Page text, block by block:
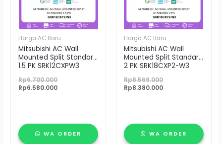
Harga AC Baru
Mitsubishi AC Wall
Mounted Split Standard
1.5 PK SRK12CXPW3
Rp6.700.000
Rp6.580.000
WA ORDER
Harga AC Baru
Mitsubishi AC Wall
Mounted Split Standard
2 PK SRK18CXP2-W3
Rp8.569.000
Rp8.380.000
WA ORDER